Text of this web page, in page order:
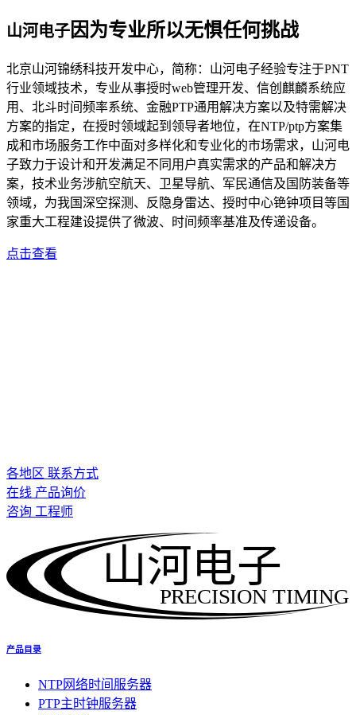
山河电子因为专业所以无惧任何挑战
北京山河锦绣科技开发中心，简称：山河电子经验专注于PNT
行业领域技术，专业从事授时web管理开发、信创麒麟系统应
用、北斗时间频率系统、金融PTP通用解决方案以及特需解决
方案的指定，在授时领域起到领导者地位，在NTP/ptp方案集
成和市场服务工作中面对多样化和专业化的市场需求，山河电
子致力于设计和开发满足不同用户真实需求的产品和解决方
案，技术业务涉航空航天、卫星导航、军民通信及国防装备等
领域，为我国深空探测、反隐身雷达、授时中心铯钟项目等国
家重大工程建设提供了微波、时间频率基准及传递设备。
点击查看
各地区 联系方式
在线 产品询价
咨询 工程师
PRECISION TIMING
山河电子
产品目录
NTP网络时间服务器
PTP主时钟服务器